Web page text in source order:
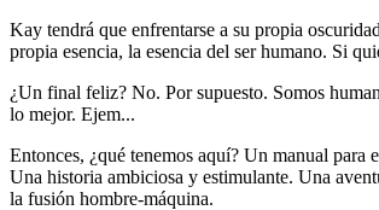
Kay tendrá que enfrentarse a su propia
propia esencia, la esencia del ser humano. Si
¿Un final feliz? No. Por supuesto. Somos
lo mejor. Ejem...
Entonces, ¿qué tenemos aquí? Un manual para
Una historia ambiciosa y estimulante. Una
la fusión hombre-máquina.